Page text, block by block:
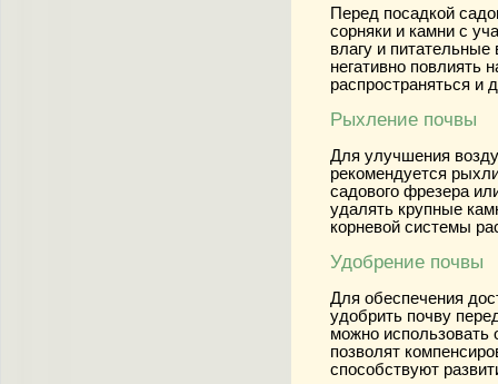
Перед посадкой
сорняки и камни с
влагу и
негативно повлиять
распространяться и
Рыхление почвы
Для улучшения
рекомендуется
садового фрезера
удалять крупные
корневой системы
Удобрение почвы
Для обеспечения
удобрить почву
можно использовать
позволят
способствуют